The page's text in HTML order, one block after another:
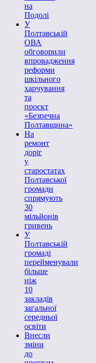
на
Подолі
У
Полтавській
ОВА
обговорили
впровадження
реформи
шкільного
харчування
та
проєкт
«Безпечна
Полтавщина»
На
ремонт
доріг
у
старостатах
Полтавської
громади
спрямують
30
мільйонів
гривень
У
Полтавській
громаді
перейменували
більше
ніж
10
закладів
загальної
середньої
освіти
Внесли
зміни
до